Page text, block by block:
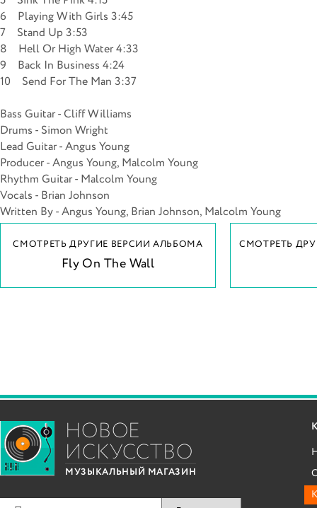
6 Playing With Girls 3:45
7 Stand Up 3:53
8 Hell Or High Water 4:33
9 Back In Business 4:24
10 Send For The Man 3:37
Bass Guitar - Cliff Williams
Drums - Simon Wright
Lead Guitar - Angus Young
Producer - Angus Young, Malcolm Young
Rhythm Guitar - Malcolm Young
Vocals - Brian Johnson
Written By - Angus Young, Brian Johnson, Malcolm Young
СМОТРЕТЬ ДРУГИЕ ВЕРСИИ АЛЬБОМА
Fly On The Wall
СМОТРЕТЬ
НОВОЕ
ИСКУССТВО
МУЗЫКАЛЬНЫЙ МАГАЗИН